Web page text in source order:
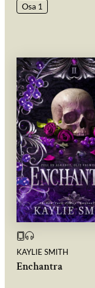
Osa 1
KAYLIE SMITH
Enchantra